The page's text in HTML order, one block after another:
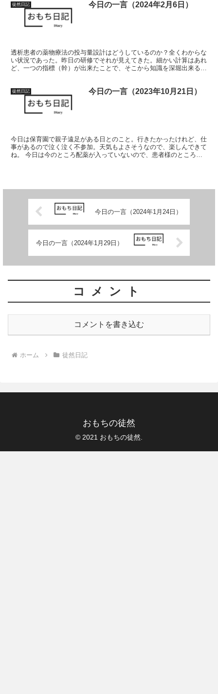
徒然日記 今日の一言（2024年2月6日）
透析患者の薬物療法の投与量設計はどうしているのか？全くわからな
い状況であった。昨日の研修でそれが見えてきた。細かい計算はあれ
ど、一つの指標（幹）が出来たことで、そこから知識を深堀出来るよ
徒然日記 今日の一言（2023年10月21日）
今日は保育園で親子遠足がある日とのこと。行きたかったけれど、仕
事があるので泣く泣く不参加。天気もよさそうなので、楽しんできて
ね。 今日は今のところ配薬が入っていないので、患者様のところで
今日の一言（2024年1月24日）
今日の一言（2024年1月29日）
コメント
コメントを書き込む
ホーム 徒然日記
おもちの徒然
© 2021 おもちの徒然.